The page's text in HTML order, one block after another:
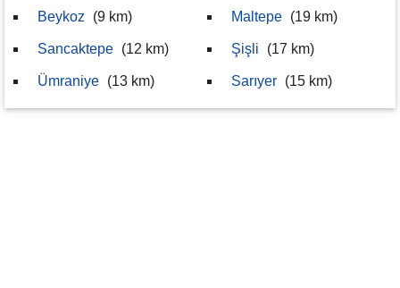
Beykoz (9 km)
Sancaktepe (12 km)
Ümraniye (13 km)
Maltepe (19 km)
Şişli (17 km)
Sarıyer (15 km)